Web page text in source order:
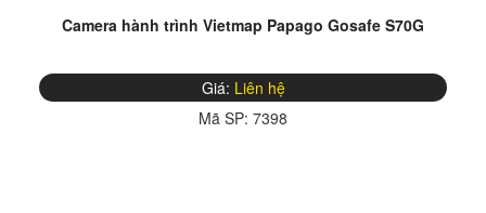
Camera hành trình Vietmap Papago Gosafe S70G
Giá: Liên hệ
Mã SP: 7398